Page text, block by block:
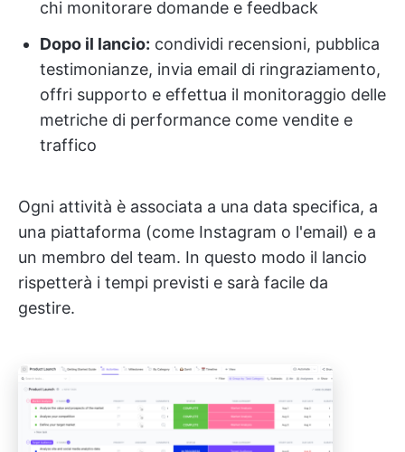
chi monitorare domande e feedback
Dopo il lancio: condividi recensioni, pubblica
testimonianze, invia email di ringraziamento,
offri supporto e effettua il monitoraggio delle
metriche di performance come vendite e
traffico
Ogni attività è associata a una data specifica, a
una piattaforma (come Instagram o l'email) e a
un membro del team. In questo modo il lancio
rispetterà i tempi previsti e sarà facile da
gestire.